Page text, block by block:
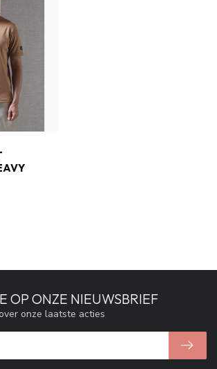
OP ONZE NIEUWSBRIEF
onze laatste acties